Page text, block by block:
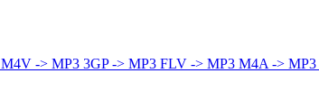
M4V -> MP3 3GP -> MP3 FLV -> MP3 M4A -> MP3